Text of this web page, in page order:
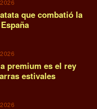
que combatió la
premium es el rey
estivales